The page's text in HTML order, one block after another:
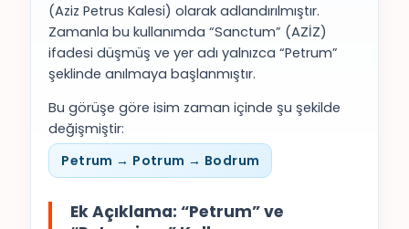
(Aziz Petrus Kalesi) olarak adlandırılmıştır.
Zamanla bu kullanımda “Sanctum” (AZİZ)
ifadesi düşmüş ve yer adı yalnızca “Petrum”
şeklinde anılmaya başlanmıştır.
Bu görüşe göre isim zaman içinde şu şekilde
değişmiştir:
Petrum → Potrum → Bodrum
Ek Açıklama: “Petrum” ve